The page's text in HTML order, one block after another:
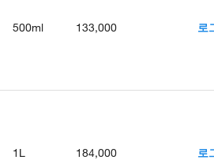
500ml 133,000 로
1L 184,000 로